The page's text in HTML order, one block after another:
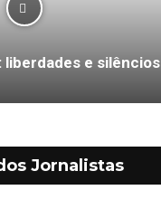
liberdades e silêncios
Jornalistas